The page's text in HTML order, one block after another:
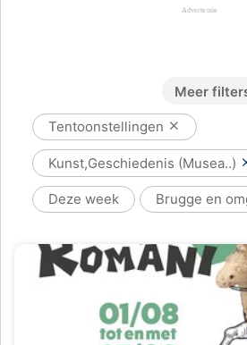
Meer
Tentoonstellingen
Kunst,Geschiedenis (Musea..)
Deze week Brugge en